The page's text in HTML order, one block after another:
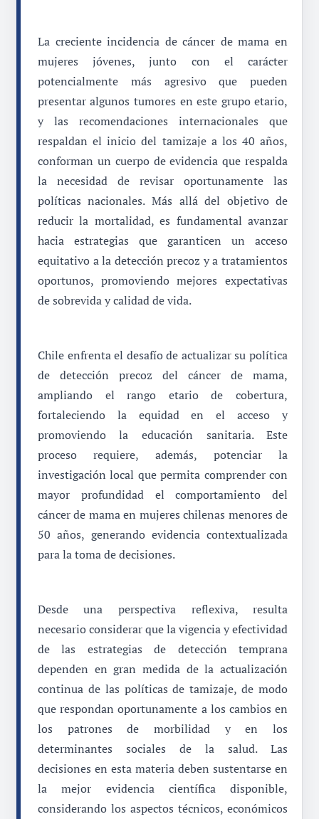
La creciente incidencia de cáncer de mama en
mujeres jóvenes, junto con el carácter
potencialmente más agresivo que pueden
presentar algunos tumores en este grupo etario,
y las recomendaciones internacionales que
respaldan el inicio del tamizaje a los 40 años,
conforman un cuerpo de evidencia que respalda
la necesidad de revisar oportunamente las
políticas nacionales. Más allá del objetivo de
reducir la mortalidad, es fundamental avanzar
hacia estrategias que garanticen un acceso
equitativo a la detección precoz y a tratamientos
oportunos, promoviendo mejores expectativas
de sobrevida y calidad de vida.
Chile enfrenta el desafío de actualizar su política
de detección precoz del cáncer de mama,
ampliando el rango etario de cobertura,
fortaleciendo la equidad en el acceso y
promoviendo la educación sanitaria. Este
proceso requiere, además, potenciar la
investigación local que permita comprender con
mayor profundidad el comportamiento del
cáncer de mama en mujeres chilenas menores de
50 años, generando evidencia contextualizada
para la toma de decisiones.
Desde una perspectiva reflexiva, resulta
necesario considerar que la vigencia y efectividad
de las estrategias de detección temprana
dependen en gran medida de la actualización
continua de las políticas de tamizaje, de modo
que respondan oportunamente a los cambios en
los patrones de morbilidad y en los
determinantes sociales de la salud. Las
decisiones en esta materia deben sustentarse en
la mejor evidencia científica disponible,
considerando los aspectos técnicos, económicos